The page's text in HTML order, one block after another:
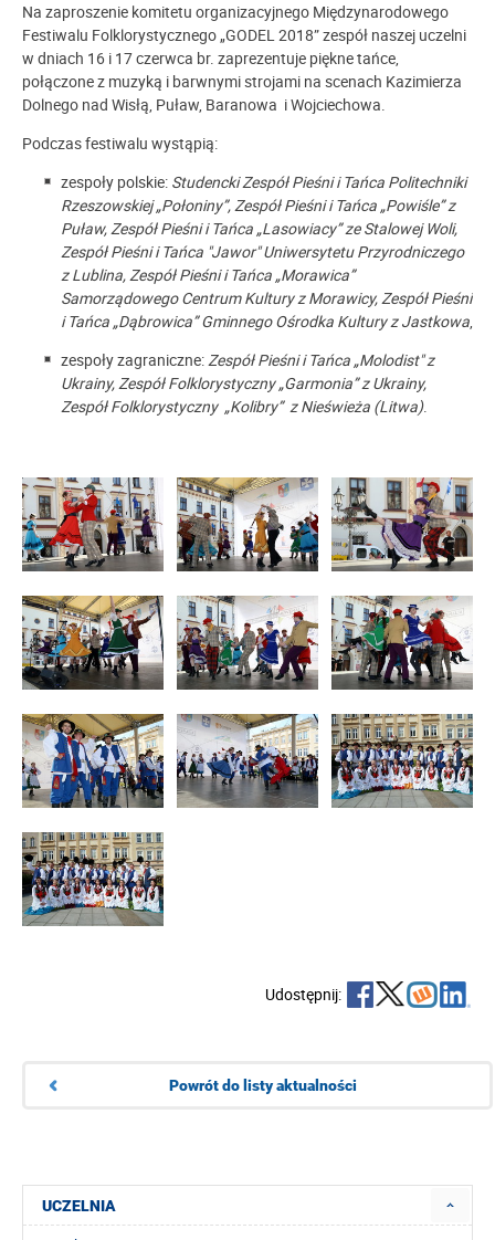
Na zaproszenie komitetu organizacyjnego Międzynarodowego
Festiwalu Folklorystycznego „GODEL 2018” zespół naszej uczelni
w dniach 16 i 17 czerwca br. zaprezentuje piękne tańce,
połączone z muzyką i barwnymi strojami na scenach Kazimierza
Dolnego nad Wisłą, Puław, Baranowa i Wojciechowa.
Podczas festiwalu wystąpią:
zespoły polskie: Studencki Zespół Pieśni i Tańca Politechniki
Rzeszowskiej „Połoniny”, Zespół Pieśni i Tańca „Powiśle” z
Puław, Zespół Pieśni i Tańca „Lasowiacy” ze Stalowej Woli,
Zespół Pieśni i Tańca "Jawor" Uniwersytetu Przyrodniczego
z Lublina, Zespół Pieśni i Tańca „Morawica”
Samorządowego Centrum Kultury z Morawicy, Zespół Pieśni
i Tańca „Dąbrowica” Gminnego Ośrodka Kultury z Jastkowa,
zespoły zagraniczne:Zespół Pieśni i Tańca „Molodist" z
Ukrainy, Zespół Folklorystyczny „Garmonia” z Ukrainy,
Zespół Folklorystyczny „Kolibry” z Nieświeża (Litwa).
Udostępnij:
Powrót do listy aktualności
UCZELNIA